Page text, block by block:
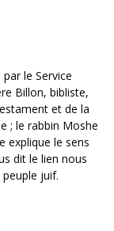
le Service
Billon, bibliste,
et de la
; le rabbin Moshe
explique le sens
dit le lien nous
peuple juif.